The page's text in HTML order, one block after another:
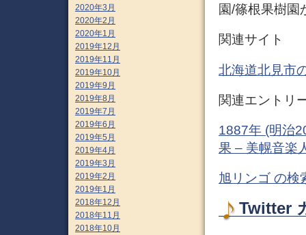
園/篠根果樹園
関連サイト
北海道北見市
関連エントリ
1887年 (明治
果 – 美幌音楽
旭リンゴ の検
Twitter
2020年3月
2020年2月
2020年1月
2019年12月
2019年11月
2019年10月
2019年9月
2019年8月
2019年7月
2019年6月
2019年5月
2019年4月
2019年3月
2019年2月
2019年1月
2018年12月
2018年11月
2018年10月